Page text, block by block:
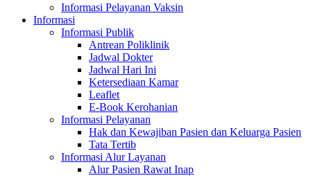
Informasi Pelayanan Vaksin
Informasi
Informasi Publik
Antrean Poliklinik
Jadwal Dokter
Jadwal Hari Ini
Ketersediaan Kamar
Leaflet
E-Book Kerohanian
Informasi Pelayanan
Hak dan Kewajiban Pasien dan Keluarga Pasien
Tata Tertib
Informasi Alur Layanan
Alur Pasien Rawat Inap